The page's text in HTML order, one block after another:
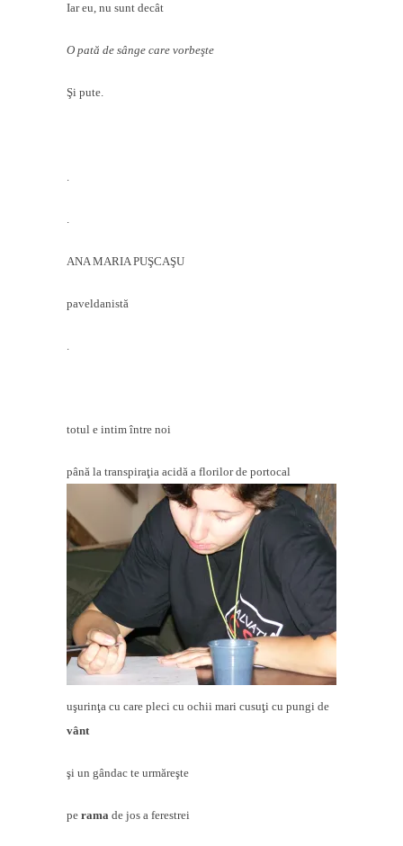
Iar eu, nu sunt decât
O pată de sânge care vorbeşte
Şi pute.
.
.
ANA MARIA PUŞCAŞU
paveldanistă
.
totul e intim între noi
până la transpiraţia acidă a florilor de portocal
uşurinţa cu care pleci cu ochii mari cusuţi cu pungi de
vânt
şi un gândac te urmăreşte
pe rama de jos a ferestrei